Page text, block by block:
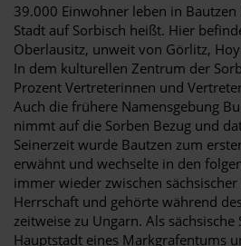
39.000 Einwohner leben in
Stadt auf Sorbisch heißt. Hier
Oberlausitz, unweit von Görlitz,
In dem kulturellen Zentrum der
Prozent Vertreterinnen und
Auch die frühere Namensgebung
nimmt auf die Sorben Bezug und
Seinerzeit wurde Bautzen zum
erwähnt und wechselte in den
immer wieder zwischen
Herrschaft und gehörte während
zeitweise zu Ungarn. Als sächsische
Hauptstadt eines Markgrafentums